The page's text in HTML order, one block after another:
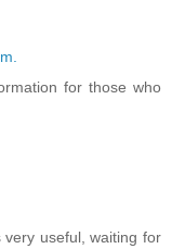
for those who
useful, waiting for